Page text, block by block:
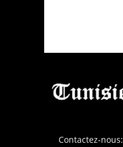
Contactez-nous: